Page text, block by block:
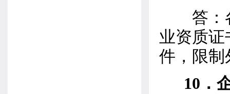
答：各
业资质
件，限制
10．